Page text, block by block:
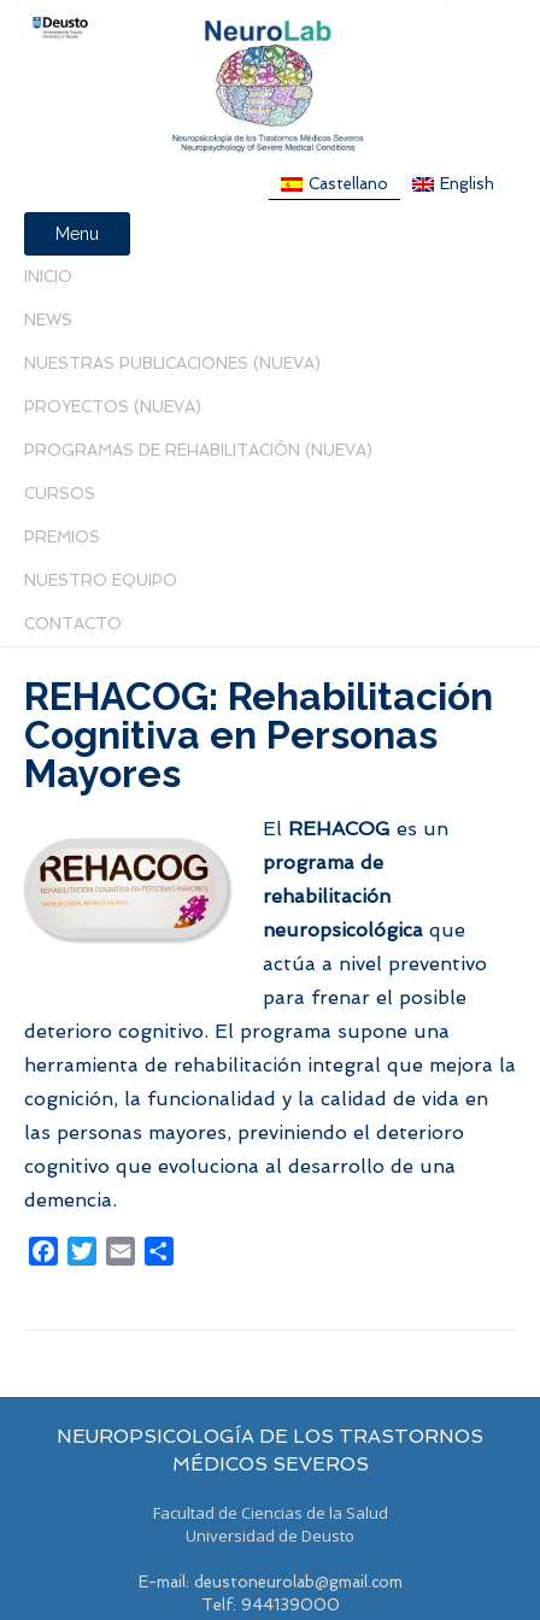
Castellano English
Menu
INICIO
NEWS
NUESTRAS PUBLICACIONES (NUEVA)
PROYECTOS (NUEVA)
PROGRAMAS DE REHABILITACIÓN (NUEVA)
CURSOS
PREMIOS
NUESTRO EQUIPO
CONTACTO
REHACOG: Rehabilitación
Cognitiva en Personas
Mayores
El REHACOG es un
programa de
rehabilitación
neuropsicológica que
actúa a nivel preventivo
para frenar el posible
deterioro cognitivo. El programa supone una
herramienta de rehabilitación integral que mejora la
cognición, la funcionalidad y la calidad de vida en
las personas mayores, previniendo el deterioro
cognitivo que evoluciona al desarrollo de una
demencia.
FacebookTwitter
Email
NEUROPSICOLOGÍA DE LOS TRASTORNOS
MÉDICOS SEVEROS
Facultad de Ciencias de la Salud
Universidad de Deusto
E-mail: deustoneurolab@gmail.com
Telf: 944139000